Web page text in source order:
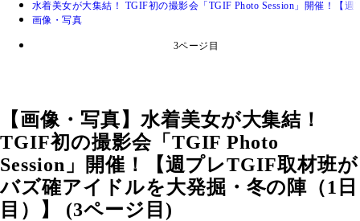
水着美女が大集結！ TGIF初の撮影会「TGIF Photo Session」開催！【
画像・写真
3ページ目
【画像・写真】水着美女が大集結！
TGIF初の撮影会「TGIF Photo
Session」開催！【週プレTGIF取材班が
バズ確アイドルを大発掘・冬の陣（1日
目）】 (3ページ目)